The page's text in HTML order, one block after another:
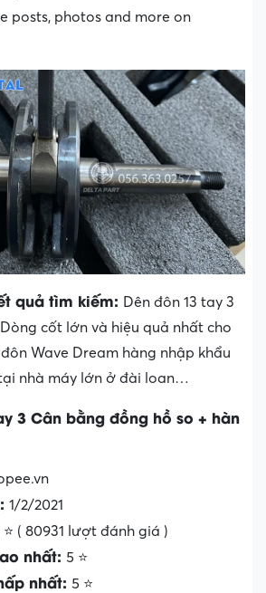
posts, photos and more on
quả tìm kiếm: Dên đôn 13 tay 3
cốt lớn và hiệu quả nhất cho
Wave Dream hàng nhập khẩu
nhà máy lớn ở đài loan…
3 Cân bằng đồng hồ so + hàn
1/2/2021
⭐ ( 80931 lượt đánh giá )
nhất: 5 ⭐
nhất: 5 ⭐